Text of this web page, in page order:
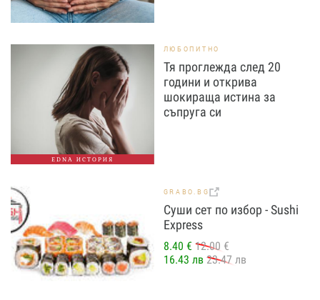
EDNA ИСТОРИЯ
ЛЮБОПИТНО
Тя проглежда след 20
години и открива
шокираща истина за
съпруга си
GRABO.BG
Суши сет по избор - Sushi
Express
8.40 € 12.00 €
16.43 лв 23.47 лв